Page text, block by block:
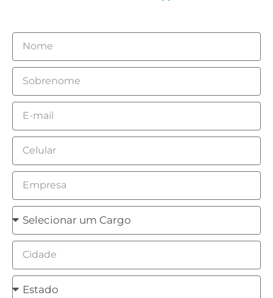
Nome
Sobrenome
Email
Celular
Empresa
Cargo
Cidade
Estado